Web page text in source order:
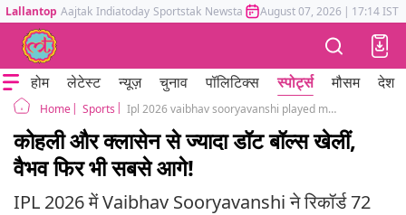
Lallantop Aajtak Indiatoday Sportstak Newstak Mumbai Tak Astrotak
August 07, 2026 | 17:14 IST
होम लेटेस्ट न्यूज़ चुनाव पॉलिटिक्स स्पोर्ट्स मौसम देश
Home Sports Ipl 2026 vaibhav sooryavanshi played more dot balls than virat kohli heinrich klaasen
कोहली और क्लासेन से ज्यादा डॉट बॉल्स खेलीं,
वैभव फिर भी सबसे आगे!
IPL 2026 में Vaibhav Sooryavanshi ने रिकॉर्ड 72